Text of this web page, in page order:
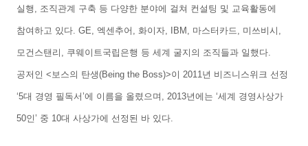
실행 , 조직관계 구축 등 다양한 분야에 걸쳐 컨설팅 및 교육활동에
참여하고 있다. GE, 엑센추어 ,화이자, IBM, 마스터카드, 미쓰비시 ,
모건스탠리 , 쿠웨이트국립은행 등 세계 굴지의 조직들과 일했다.
공저인 <보스의 탄생(Being the Boss)>이 2011년 비즈니스위크 선정
‘5대 경영 필독서’에 이름을 올렸으며 , 2013년에는 ‘세계 경영사상가
50인’ 중 10대 사상가에 선정된 바 있다.